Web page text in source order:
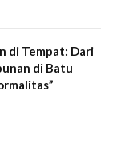
di Tempat: Dari
di Batu